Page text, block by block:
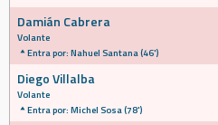
Damián Cabrera
Volante
Entra por: Nahuel Santana (46')
Diego Villalba
Volante
Entra por: Michel Sosa (78')